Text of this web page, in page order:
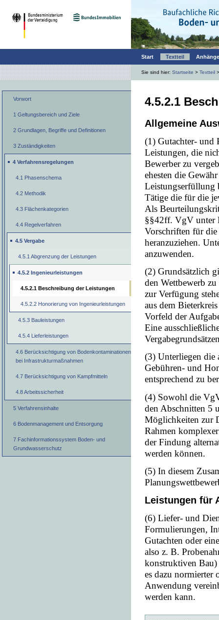
Start Textteil
Sie sind hier: Startseite > Textteil
Vorwort
1 Geltungsbereich und Ziele
2 Grundlagen, Begriffe und Definitionen
3 Zuständigkeiten
4 Verfahrensregelungen
4.1 Phasenschema
4.2 Methodik
4.3 Flächenkategorien
4.4 Regelverfahren
4.5 Vergabe
4.5.1 Abgrenzung der Leistungen
4.5.2 Ingenieurleistungen
4.5.2.1 Beschreibung der Leistungen
4.5.2.2 Honorierung von Ingenieurleistungen
4.5.3 Bauleistungen
4.5.4 Lieferleistungen
4.6 Berücksichtigung von Bodenkontaminationen
bei Infrastrukturmaßnahmen
4.7 Berücksichtigung von Kampfmitteln
4.8 Arbeitssicherheit
5 Verfahrensinhalte
6 Bodenmanagement und Entsorgung
7 Fachinformationssystem Boden- und
Grundwasserschutz
4.5.2.1
Allgemeine
(1) Gutachter- und
Leistungen, die
Bewerber zu
ehesten die
Leistungserfüllung
Tätige die für die
Als
§§42ff. VgV unter
Vorschriften für
heranzuziehen.
anzuwenden.
(2) Grundsätzlich
den Wettbewerb
zur Verfügung
aus dem
Vorfeld der
Eine
(3) Unterliegen die
Gebühren- und
entsprechend zu
(4) Sowohl die
den Abschnitten 5
Möglichkeiten zur
Rahmen
der Findung
werden können.
(5) In diesem
Leistungen für
(6) Liefer- und
Formulierungen,
Gutachten oder
also z. B.
konstruktiven Bau)
es dazu normierter
Anwendung
werden kann.